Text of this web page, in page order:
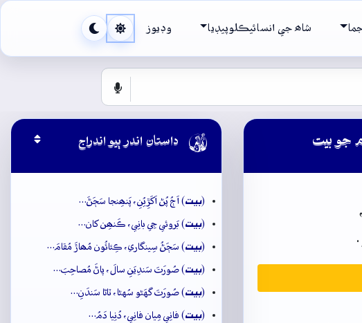
شاھ جي انسائيڪلوپيڊيا وڊيوز
جو بيت  داستان اندر ٻيو اندراج
(بيت) اَڄُ پُڻ اَکَڙِيُنِ، پَنھِنجا سَڄَڻَ…
(بيت) بَروئي جِي بانِي، ڪَنھِن کان…
(بيت) سَڄَڻُ سِينگاري، ڪِئائُون مُھاڙَ مُقامَ…
(بيت) صُورَتَ سَندِيَنِ سالَ، پاڻَ مُصاحِبَ…
(بيت) صُورَتَ گهَڻو سُهڻا، ٽاڻا سَندَنِ…
(بيت) فانِي مِيان فانِي، دُنِيا دَمُ…